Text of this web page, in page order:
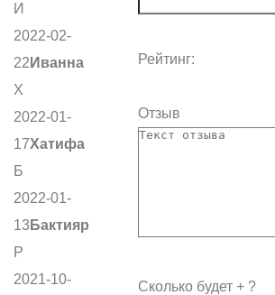
И
2022-02-
22 Иванна
Х
2022-01-
17Хатифа
Б
2022-01-
13 Бактияр
Р
2021-10-
Рейтинг:
Отзыв
Сколько будет + ?